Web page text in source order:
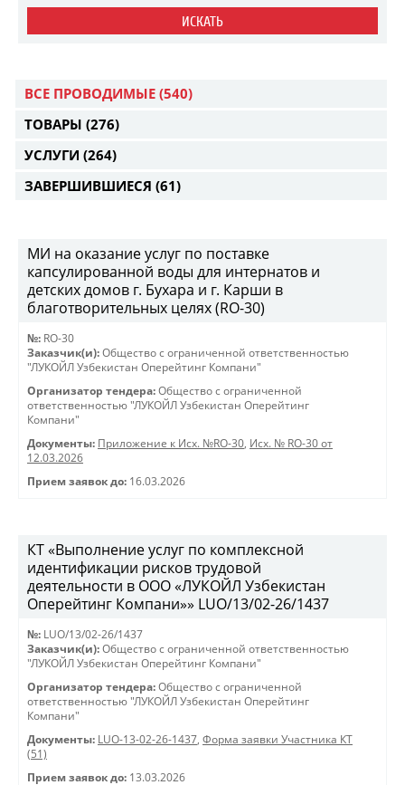
ИСКАТЬ
ВСЕ ПРОВОДИМЫЕ (540)
ТОВАРЫ (276)
УСЛУГИ (264)
ЗАВЕРШИВШИЕСЯ (61)
МИ на оказание услуг по поставке
капсулированной воды для интернатов и
детских домов г. Бухара и г. Карши в
благотворительных целях (RO-30)
№: RO-30
Заказчик(и): Общество с ограниченной ответственностью
"ЛУКОЙЛ Узбекистан Оперейтинг Компани"
Организатор тендера: Общество с ограниченной
ответственностью "ЛУКОЙЛ Узбекистан Оперейтинг
Компани"
Документы: Приложение к Исх. №RO-30, Исх. № RO-30 от
12.03.2026
Прием заявок до: 16.03.2026
КТ «Выполнение услуг по комплексной
идентификации рисков трудовой
деятельности в ООО «ЛУКОЙЛ Узбекистан
Оперейтинг Компани»» LUO/13/02-26/1437
№: LUO/13/02-26/1437
Заказчик(и): Общество с ограниченной ответственностью
"ЛУКОЙЛ Узбекистан Оперейтинг Компани"
Организатор тендера: Общество с ограниченной
ответственностью "ЛУКОЙЛ Узбекистан Оперейтинг
Компани"
Документы: LUO-13-02-26-1437, Форма заявки Участника КТ
(51)
Прием заявок до: 13.03.2026